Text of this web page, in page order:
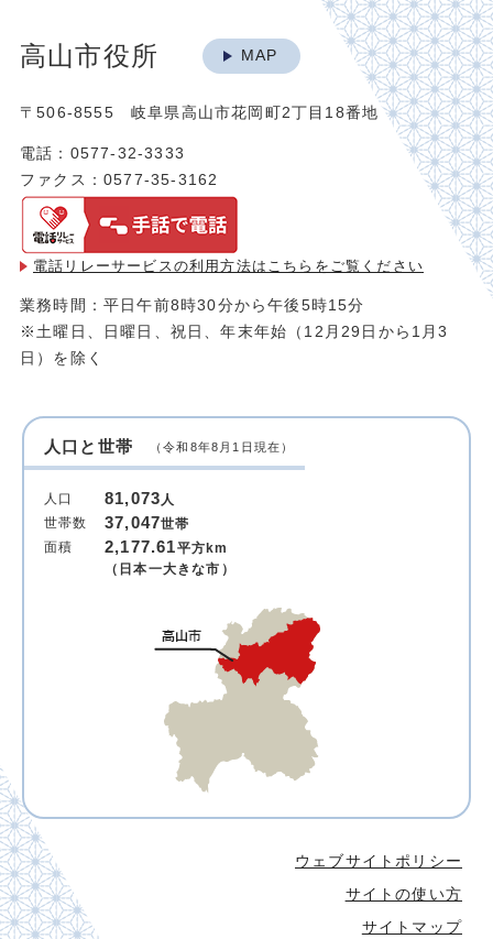
高山市役所 MAP
〒506-8555 岐阜県高山市花岡町2丁目18番地
電話：0577-32-3333
ファクス：0577-35-3162
電話リレーサービスの利用方法は こちらをご覧ください
業務時間：平日午前8時30分から午後5時15分
※土曜日、日曜日、祝日、年末年始（12月29日から1月3
日）を除く
人口と世帯 （令和8年8月1日現在）
人口 81,073人
世帯数
37,047世帯
面積
2,177.61平方km
（日本一大きな市）
ウェブサイトポリシー
サイトの使い方
サイトマップ